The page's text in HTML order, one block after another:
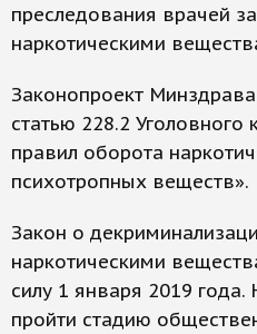
преследования врачей
наркотическими
Законопроект
статью 228.2
правил оборота
психотропных веществ».
Закон о
наркотическими
силу 1 января 2019
пройти стадию